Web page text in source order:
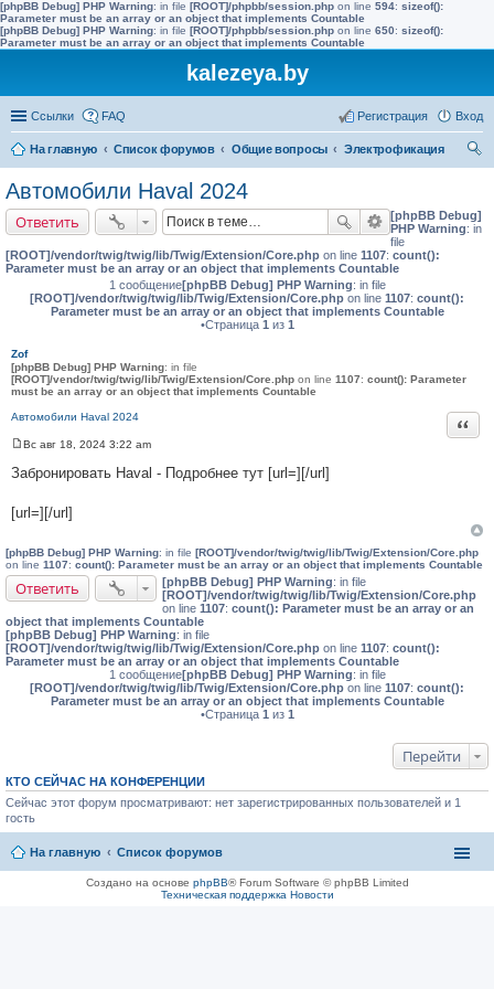
[phpBB Debug] PHP Warning: in file [ROOT]/phpbb/session.php on line 594: sizeof():
Parameter must be an array or an object that implements Countable
[phpBB Debug] PHP Warning: in file [ROOT]/phpbb/session.php on line 650: sizeof():
Parameter must be an array or an object that implements Countable
kalezeya.by
Ссылки FAQ Вход
Регистрация
На главную Список форумов Общие вопросы
Электрофикация
Автомобили Haval 2024
Ответить
[phpBB Debug]
PHP Warning: in
file
[ROOT]/vendor/twig/twig/lib/Twig/Extension/Core.php on line 1107: count():
Parameter must be an array or an object that implements Countable
1 сообщение[phpBB Debug] PHP Warning: in file
[ROOT]/vendor/twig/twig/lib/Twig/Extension/Core.php on line 1107: count():
Parameter must be an array or an object that implements Countable
•Страница 1 из 1
Zof
[phpBB Debug] PHP Warning: in file
[ROOT]/vendor/twig/twig/lib/Twig/Extension/Core.php on line 1107: count(): Parameter
must be an array or an object that implements Countable
Автомобили Haval 2024
о
о
щ
е
и
е
Вс авг 18, 2024 3:22 am
Забронировать Haval - Подробнее тут [url=][/url]
[url=][/url]
[phpBB Debug] PHP Warning: in file [ROOT]/vendor/twig/twig/lib/Twig/Extension/Core.php
on line 1107: count(): Parameter must be an array or an object that implements Countable
Ответить [phpBB Debug] PHP Warning: in file
[ROOT]/vendor/twig/twig/lib/Twig/Extension/Core.php
on line 1107: count(): Parameter must be an array or an
object that implements Countable
[phpBB Debug] PHP Warning: in file
[ROOT]/vendor/twig/twig/lib/Twig/Extension/Core.php on line 1107: count():
Parameter must be an array or an object that implements Countable
1 сообщение[phpBB Debug] PHP Warning: in file
[ROOT]/vendor/twig/twig/lib/Twig/Extension/Core.php on line 1107: count():
Parameter must be an array or an object that implements Countable
•Страница 1 из 1
Перейти
КТО СЕЙЧАС НА КОНФЕРЕНЦИИ
Сейчас этот форум просматривают: нет зарегистрированных пользователей и 1
гость
На главную Список форумов
Создано на основе phpBB® Forum Software © phpBB Limited
Техническая поддержка Новости